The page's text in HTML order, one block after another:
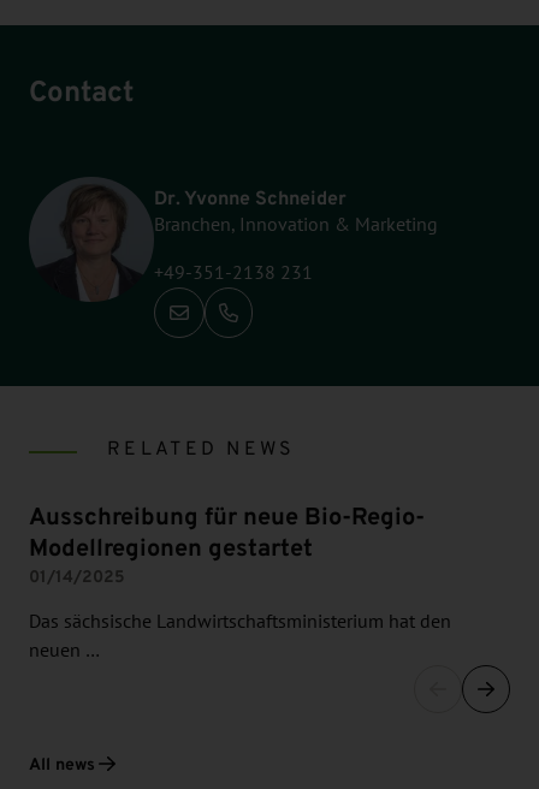
Contact
Dr. Yvonne Schneider
Branchen, Innovation & Marketing
+49-351-2138 231
Call: +49-351-2138 231
RELATED NEWS
Ausschreibung für neue Bio-Regio-
Modellregionen gestartet
01/14/2025
Das sächsische Landwirtschaftsministerium hat den
neuen …
All news